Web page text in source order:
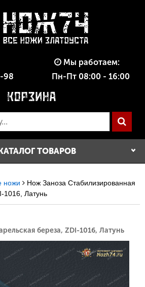
98
Мы работаем:
Пн-Пт 08:00 - 16:00
ТОВАРОВ
ножи
Нож Заноза Стабилизированная
1016, Латунь
береза, ZDI-1016, Латунь